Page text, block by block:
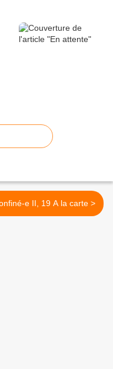
Confiné-e II, 19 A la carte >